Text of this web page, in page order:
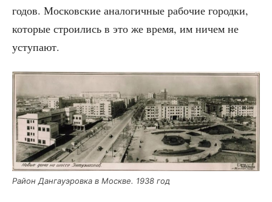
годов. Мос­ков­ские ана­ло­гич­ные рабо­чие город­ки,
кото­рые стро­и­лись в это же вре­мя, им ничем не
уступают.
Рай­он Дан­гау­э­ров­ка в Москве. 1938 год